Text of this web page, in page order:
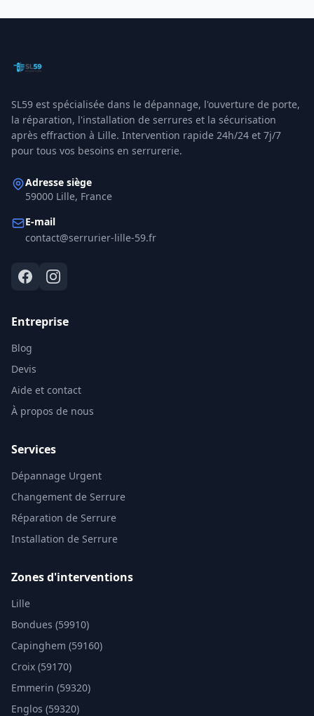
SL59 est spécialisée dans le dépannage, l'ouverture de porte,
la réparation, l'installation de serrures et la sécurisation
après effraction à Lille. Intervention rapide 24h/24 et 7j/7
pour tous vos besoins en serrurerie.
Adresse siège
59000 Lille, France
E-mail
contact@serrurier-lille-59.fr
Entreprise
Blog
Devis
Aide et contact
À propos de nous
Services
Dépannage Urgent
Changement de Serrure
Réparation de Serrure
Installation de Serrure
Zones d'interventions
Lille
Bondues (59910)
Capinghem (59160)
Croix (59170)
Emmerin (59320)
Englos (59320)